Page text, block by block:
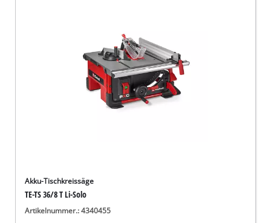
Akku-Tischkreissäge
TE-TS 36/8 T Li-Solo
Artikelnummer.: 4340455